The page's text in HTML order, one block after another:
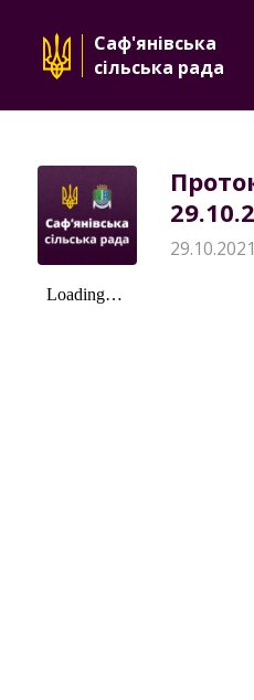
Саф'янівська
сільська рада
29.10.2021